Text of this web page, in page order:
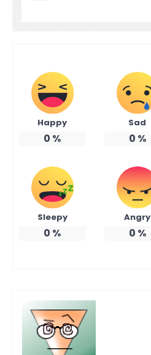
Happy
0 %
Sad
0 %
Sleepy
0 %
Angry
0 %